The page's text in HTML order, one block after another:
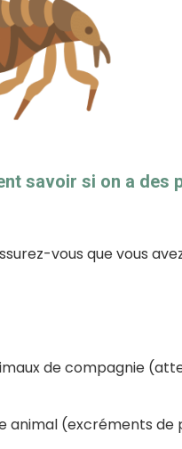
savoir si on a des
vous que vous
de compagnie
animal (excréments de